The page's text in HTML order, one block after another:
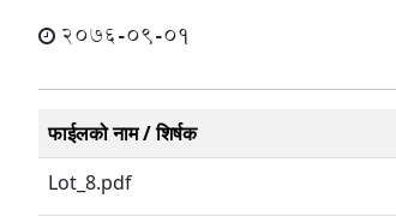
2076-09-01
फाईलको नाम / शिर्षक
Lot_8.pdf